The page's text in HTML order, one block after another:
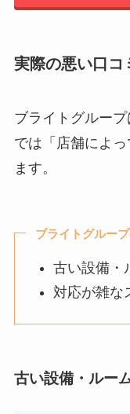
実際の悪い口コ
ブライトグルー
では「店舗によ
ます。
ブライトグルー
古い設備・
対応が雑な
古い設備・ルー